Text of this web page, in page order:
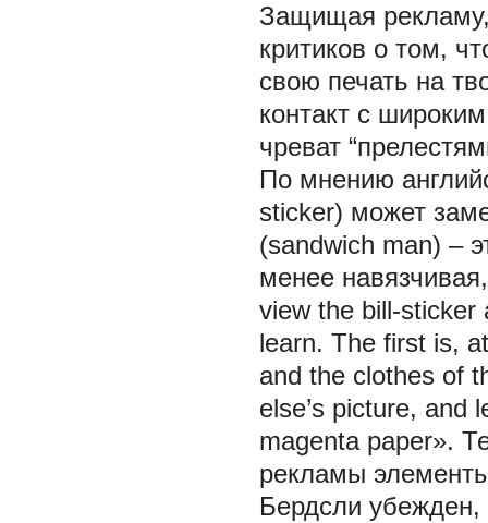
Защищая
критиков о том,
свою печать на
контакт с
чреват
По мнению
sticker) может
(sandwich man) –
менее
view the bill-sticker
learn. The first is,
and the clothes of
else’s picture, and
magenta paper».
рекламы
Бердсли